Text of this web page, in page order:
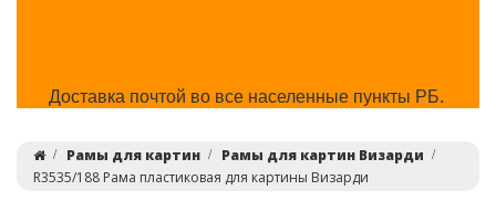
Доставка почтой во все населенные пункты РБ.
Рамы для картин
Рамы для картин Визарди
R3535/188 Рама пластиковая для картины Визарди